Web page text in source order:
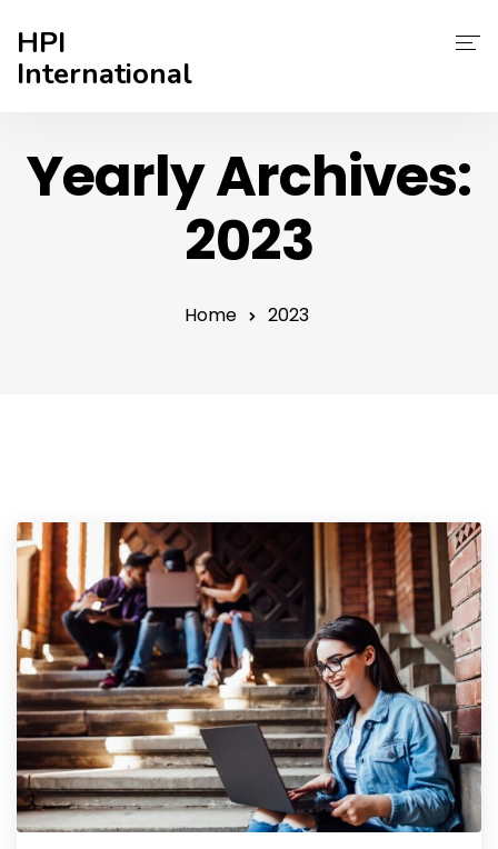
HPI
International
¿Quiénes Somos?
Mejore Su Admisión
Yearly Archives:
2023
Home 2023